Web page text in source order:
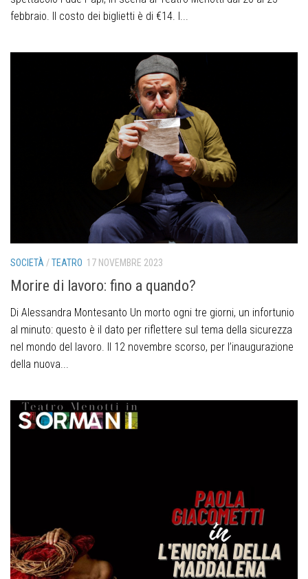
febbraio. Il costo dei biglietti è di €14. I...
SOCIETÀ/TEATRO 17 NOVEMBRE 2023
Morire di lavoro: fino a quando?
Di Alessandra Montesanto Un morto ogni tre giorni, un infortunio
al minuto: questo è il dato per riflettere sul tema della sicurezza
nel mondo del lavoro. Il 12 novembre scorso, per l’inaugurazione
della nuova...